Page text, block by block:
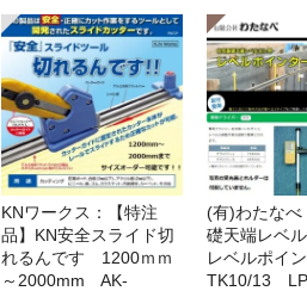
KNワークス：【特注
品】KN安全スライド切
れるんです 1200ｍｍ
～2000mm AK-
(有)わたな
礎天端レベ
レベルポイ
TK10/13